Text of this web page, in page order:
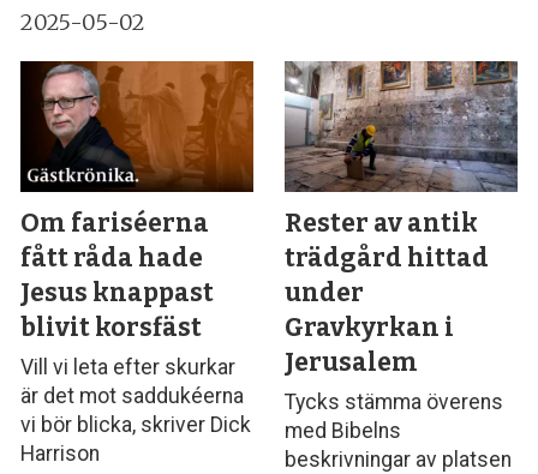
2025-05-02
Om fariséerna
fått råda hade
Jesus knappast
blivit korsfäst
Vill vi leta efter skurkar
är det mot saddukéerna
vi bör blicka, skriver Dick
Harrison
Rester av antik
trädgård hittad
under
Gravkyrkan i
Jerusalem
Tycks stämma överens
med Bibelns
beskrivningar av platsen